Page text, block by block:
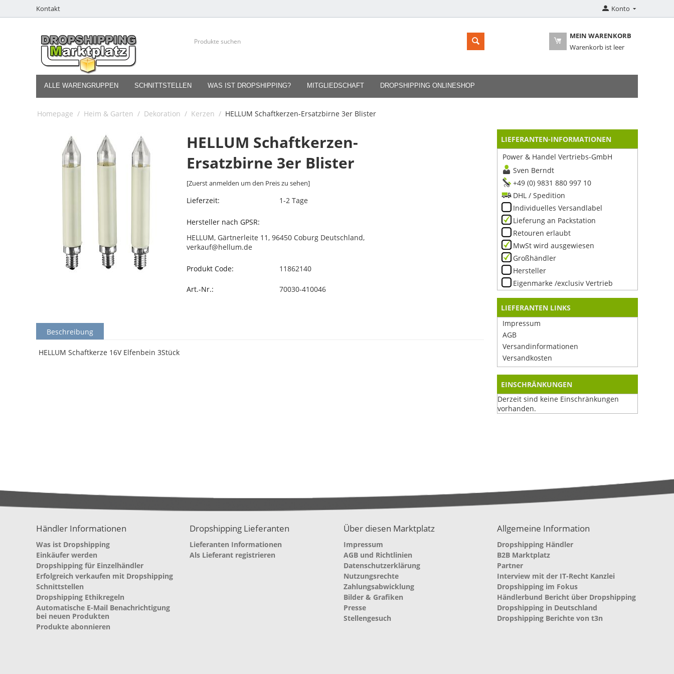
Kontakt Konto
MEIN WARENKORB
Warenkorb ist leer
ALLE WARENGRUPPEN SCHNITTSTELLEN WAS IST DROPSHIPPING? MITGLIEDSCHAFT DROPSHIPPING ONLINESHOP
Homepage / Heim & Garten / Dekoration / Kerzen / HELLUM Schaftkerzen-Ersatzbirne 3er Blister
HELLUM Schaftkerzen-
Ersatzbirne 3er Blister
[Zuerst anmelden um den Preis zu sehen]
Lieferzeit: 1-2 Tage
Hersteller nach GPSR:
HELLUM, Gärtnerleite 11, 96450 Coburg Deutschland,
verkauf@hellum.de
Produkt Code: 11862140
Art.-Nr.: 70030-410046
Beschreibung
HELLUM Schaftkerze 16V Elfenbein 3Stück
LIEFERANTEN-INFORMATIONEN
Power & Handel Vertriebs-GmbH
Sven Berndt
+49 (0) 9831 880 997 10
DHL / Spedition
Individuelles Versandlabel
Lieferung an Packstation
Retouren erlaubt
MwSt wird ausgewiesen
Großhändler
Hersteller
Eigenmarke /exclusiv Vertrieb
LIEFERANTEN LINKS
Impressum
AGB
Versandinformationen
Versandkosten
EINSCHRÄNKUNGEN
Derzeit sind keine Einschränkungen
vorhanden.
Händler Informationen
Was ist Dropshipping
Einkäufer werden
Dropshipping für Einzelhändler
Erfolgreich verkaufen mit Dropshipping
Schnittstellen
Dropshipping Ethikregeln
Automatische E-Mail Benachrichtigung
bei neuen Produkten
Produkte abonnieren
Dropshipping Lieferanten
Lieferanten Informationen
Als Lieferant registrieren
Über diesen Marktplatz
Impressum
AGB und Richtlinien
Datenschutzerklärung
Nutzungsrechte
Zahlungsabwicklung
Bilder & Grafiken
Presse
Stellengesuch
Allgemeine Information
Dropshipping Händler
B2B Marktplatz
Partner
Interview mit der IT-Recht Kanzlei
Dropshipping im Fokus
Händlerbund Bericht über Dropshipping
Dropshipping in Deutschland
Dropshipping Berichte von t3n